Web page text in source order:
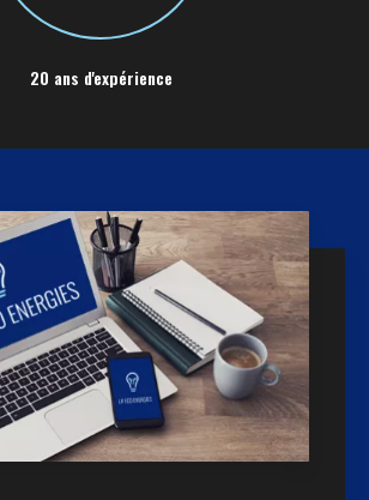
20 ans d'expérience